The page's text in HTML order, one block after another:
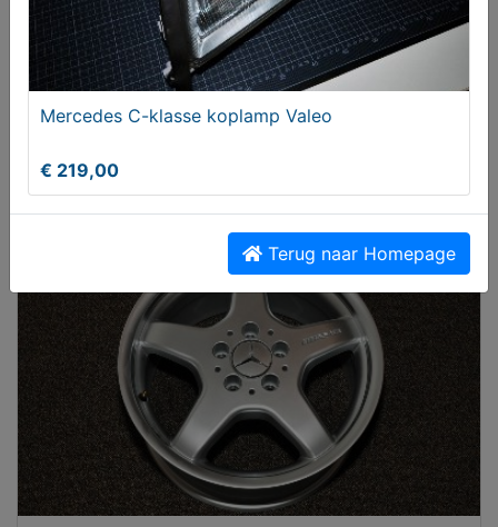
linksvoor
€ 34,95
Mercedes C-klasse koplamp Valeo
€ 219,00
Terug naar Homepage